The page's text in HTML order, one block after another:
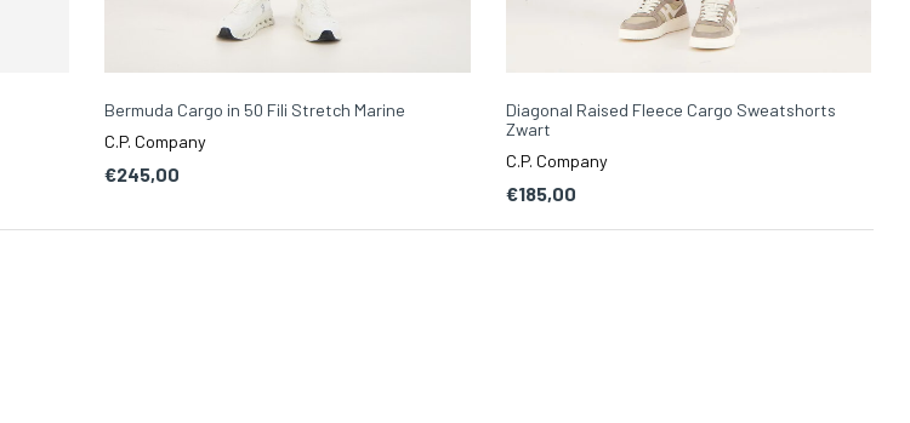
Bermuda Cargo in 50 Fili Stretch Marine
C.P. Company
€245,00
Diagonal Raised Fleece Cargo Sweatshorts
Zwart
C.P. Company
€185,00